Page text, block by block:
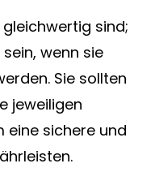
sind;
sein, wenn sie
Sie sollten
jeweiligen
eine sichere und